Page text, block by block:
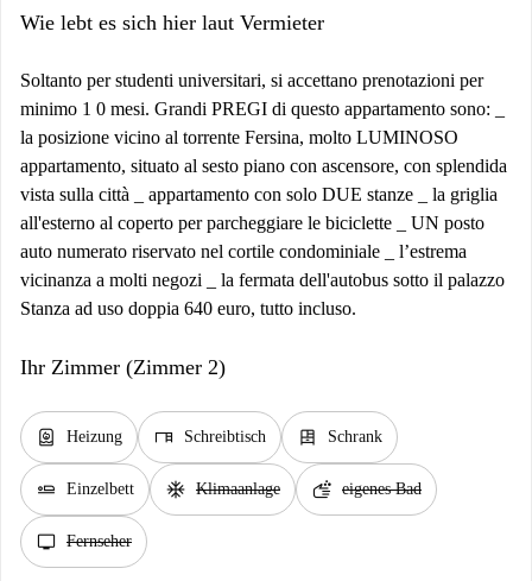
Wie lebt es sich hier laut Vermieter
Soltanto per studenti universitari, si accettano prenotazioni per
minimo 1 0 mesi. Grandi PREGI di questo appartamento sono: _
la posizione vicino al torrente Fersina, molto LUMINOSO
appartamento, situato al sesto piano con ascensore, con splendida
vista sulla città _ appartamento con solo DUE stanze _ la griglia
all'esterno al coperto per parcheggiare le biciclette _ UN posto
auto numerato riservato nel cortile condominiale _ l’estrema
vicinanza a molti negozi _ la fermata dell'autobus sotto il palazzo
Stanza ad uso doppia 640 euro, tutto incluso.
Ihr Zimmer (Zimmer 2)
water_heater Heizung desk Schreibtisch dresser Schrank
airline_seat_flat Einzelbett ac_unit Klimaanlage soap eigenes Bad
tv Fernseher